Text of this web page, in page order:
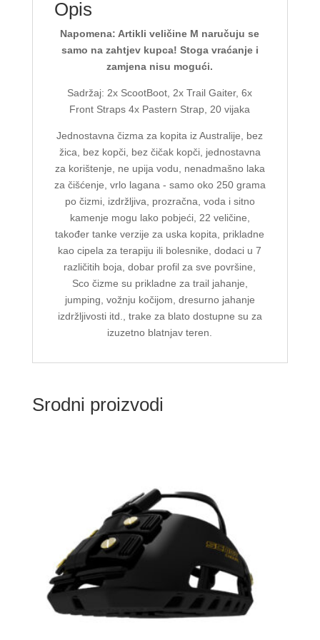
Opis
Napomena: Artikli veličine M naručuju se
samo na zahtjev kupca! Stoga vraćanje i
zamjena nisu mogući.
Sadržaj: 2x ScootBoot, 2x Trail Gaiter, 6x
Front Straps 4x Pastern Strap, 20 vijaka
Jednostavna čizma za kopita iz Australije, bez
žica, bez kopči, bez čičak kopči, jednostavna
za korištenje, ne upija vodu, nenadmašno laka
za čišćenje, vrlo lagana - samo oko 250 grama
po čizmi, izdržljiva, prozračna, voda i sitno
kamenje mogu lako pobjeći, 22 veličine,
također tanke verzije za uska kopita, prikladne
kao cipela za terapiju ili bolesnike, dodaci u 7
različitih boja, dobar profil za sve površine,
Sco čizme su prikladne za trail jahanje,
jumping, vožnju kočijom, dresurno jahanje
izdržljivosti itd., trake za blato dostupne su za
izuzetno blatnjav teren.
Srodni proizvodi